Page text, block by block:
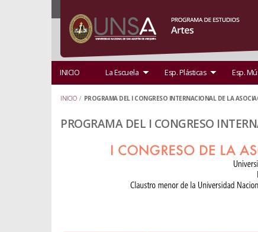
INICIO La Escuela Esp. Plásticas Esp.
INICIO / PROGRAMA DEL I CONGRESO INTERNACIONAL DE LA
PROGRAMA DEL I CONGRESO